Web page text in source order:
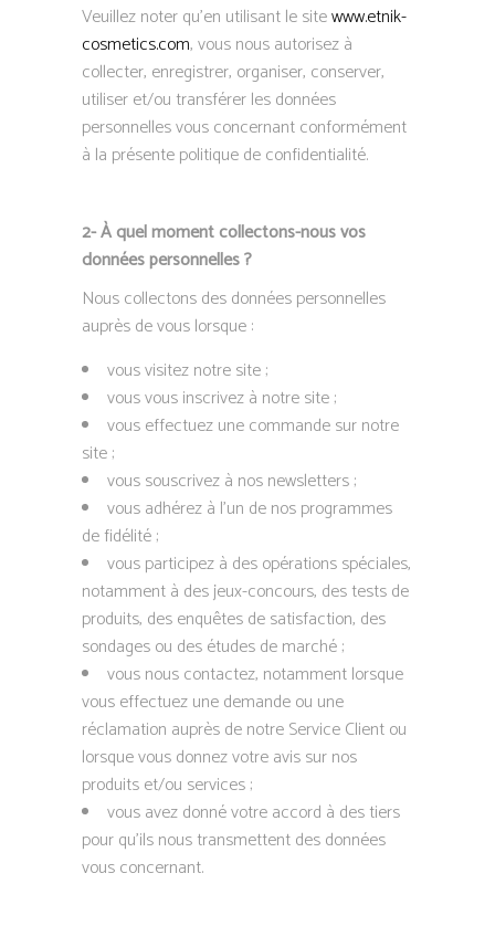
Veuillez noter qu’en utilisant le sitewww.etnik-
cosmetics.com, vous nous autorisez à
collecter, enregistrer, organiser, conserver,
utiliser et/ou transférer les données
personnelles vous concernant conformément
à la présente politique de confidentialité.
2- À quel moment collectons-nous vos
données personnelles ?
Nous collectons des données personnelles
auprès de vous lorsque :
vous visitez notre site ;
vous vous inscrivez à notre site ;
vous effectuez une commande sur notre
site ;
vous souscrivez à nos newsletters ;
vous adhérez à l’un de nos programmes
de fidélité ;
vous participez à des opérations spéciales,
notamment à des jeux-concours, des tests de
produits, des enquêtes de satisfaction, des
sondages ou des études de marché ;
vous nous contactez, notamment lorsque
vous effectuez une demande ou une
réclamation auprès de notre Service Client ou
lorsque vous donnez votre avis sur nos
produits et/ou services ;
vous avez donné votre accord à des tiers
pour qu’ils nous transmettent des données
vous concernant.